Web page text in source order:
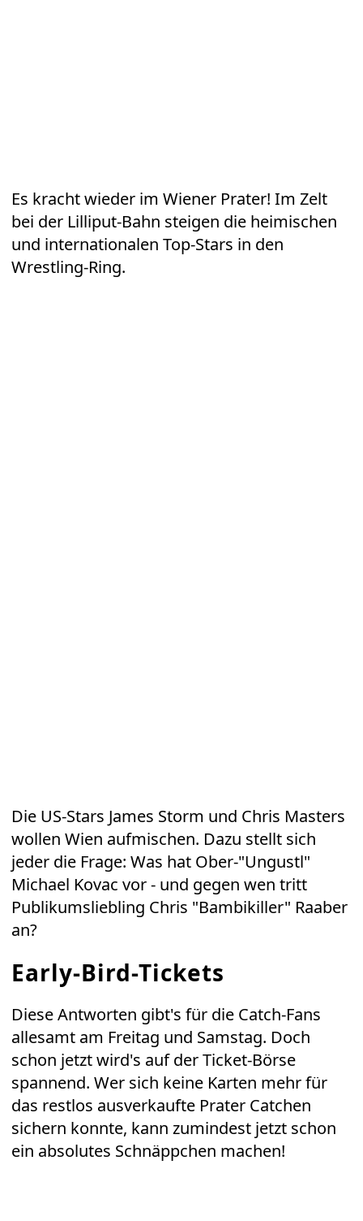
Es kracht wieder im Wiener Prater! Im Zelt
bei der Lilliput-Bahn steigen die heimischen
und internationalen Top-Stars in den
Wrestling-Ring.
Die US-Stars James Storm und Chris Masters
wollen Wien aufmischen. Dazu stellt sich
jeder die Frage: Was hat Ober-"Ungustl"
Michael Kovac vor - und gegen wen tritt
Publikumsliebling Chris "Bambikiller" Raaber
an?
Early-Bird-Tickets
Diese Antworten gibt's für die Catch-Fans
allesamt am Freitag und Samstag. Doch
schon jetzt wird's auf der Ticket-Börse
spannend. Wer sich keine Karten mehr für
das restlos ausverkaufte Prater Catchen
sichern konnte, kann zumindest jetzt schon
ein absolutes Schnäppchen machen!